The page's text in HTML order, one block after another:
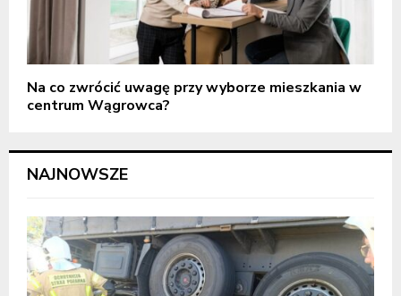
Na co zwrócić uwagę przy wyborze mieszkania w
centrum Wągrowca?
NAJNOWSZE